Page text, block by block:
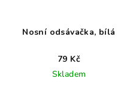
Nosní odsávačka, bílá
79 Kč
Skladem